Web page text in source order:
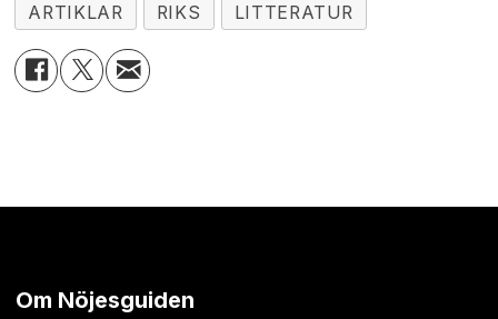
ARTIKLAR RIKS LITTERATUR
Om Nöjesguiden